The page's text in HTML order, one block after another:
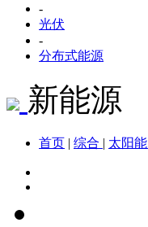
-
光伏
-
分布式能源
新能源
首页 | 综合 | 太阳能